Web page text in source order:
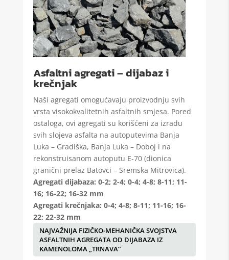
Instituta za građevinarstvo IG Banja
Luka
Asfaltni agregati – dijabaz i
krečnjak
Naši agregati omogućavaju proizvodnju svih
vrsta visokokvalitetnih asfaltnih smjesa. Pored
ostaloga, ovi agregati su korišćeni za izradu
svih slojeva asfalta na autoputevima Banja
Luka – Gradiška, Banja Luka – Doboj i na
rekonstruisanom autoputu E-70 (dionica
granični prelaz Batovci – Sremska Mitrovica).
Agregati dijabaza: 0-2; 2-4; 0-4; 4-8; 8-11; 11-
16; 16-22; 16-32 mm
Agregati krečnjaka: 0-4; 4-8; 8-11; 11-16; 16-
22; 22-32 mm
NAJVAŽNIJA FIZIČKO-MEHANIČKA SVOJSTVA
ASFALTNIH AGREGATA OD DIJABAZA IZ
KAMENOLOMA „TRNAVA“